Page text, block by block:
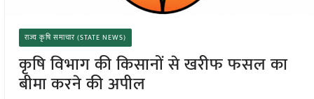
राज्य कृषि समाचार (STATE NEWS)
कृषि विभाग की किसानों से खरीफ फसल का
बीमा करने की अपील